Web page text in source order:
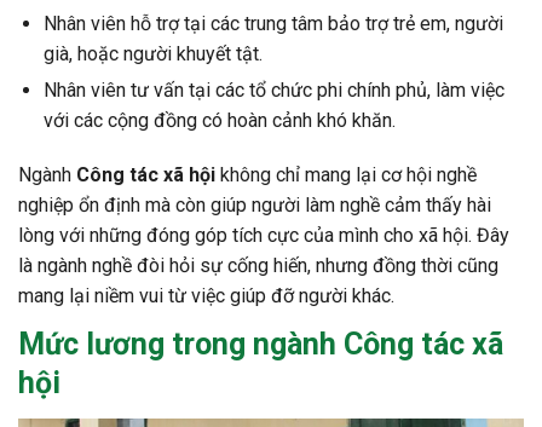
Nhân viên hỗ trợ tại các trung tâm bảo trợ trẻ em, người
già, hoặc người khuyết tật.
Nhân viên tư vấn tại các tổ chức phi chính phủ, làm việc
với các cộng đồng có hoàn cảnh khó khăn.
Ngành Công tác xã hội không chỉ mang lại cơ hội nghề
nghiệp ổn định mà còn giúp người làm nghề cảm thấy hài
lòng với những đóng góp tích cực của mình cho xã hội. Đây
là ngành nghề đòi hỏi sự cống hiến, nhưng đồng thời cũng
mang lại niềm vui từ việc giúp đỡ người khác.
Mức lương trong ngành Công tác xã
hội